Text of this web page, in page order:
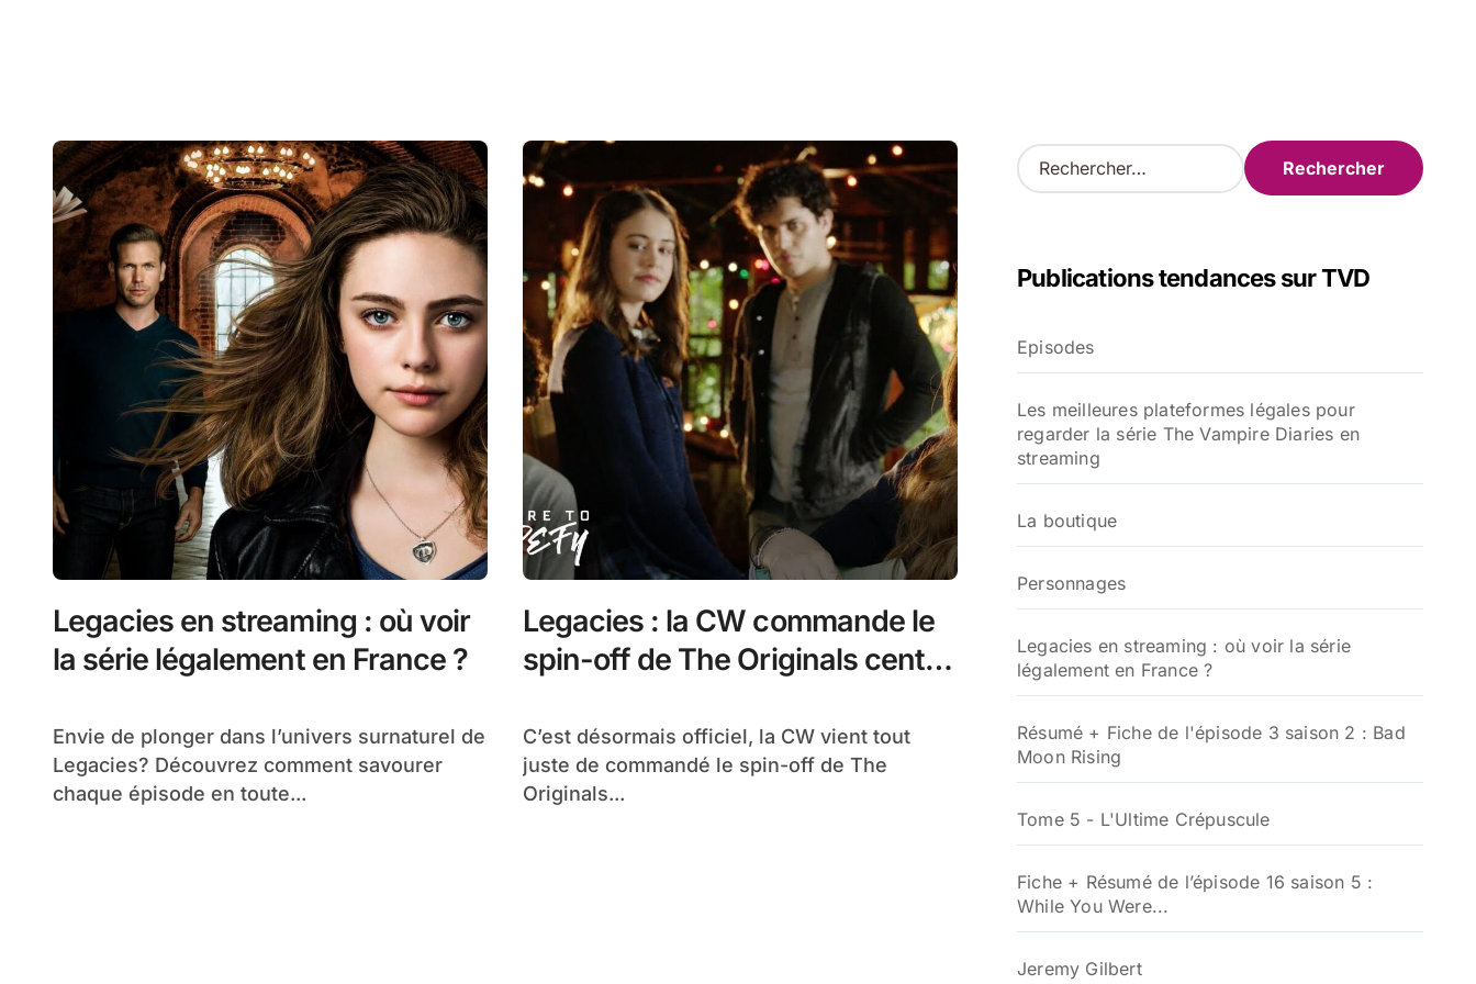
Legacies en streaming : où voir
la série légalement en France ?
Envie de plonger dans l’univers surnaturel de
Legacies? Découvrez comment savourer
chaque épisode en toute...
Legacies : la CW commande le
spin-off de The Originals centré
C’est désormais officiel, la CW vient tout
juste de commandé le spin-off de The
Originals...
R
e
r
e
r
:
Publications tendances sur TVD
Episodes
Les meilleures plateformes légales pour
regarder la série The Vampire Diaries en
streaming
La boutique
Personnages
Legacies en streaming : où voir la série
légalement en France ?
Résumé + Fiche de l'épisode 3 saison 2 : Bad
Moon Rising
Tome 5 - L'Ultime Crépuscule
Fiche + Résumé de l’épisode 16 saison 5 :
While You Were...
Jeremy Gilbert